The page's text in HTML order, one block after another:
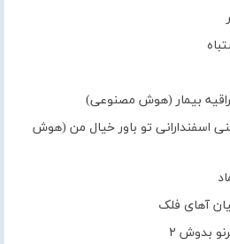
بیمار (هوش مصنوعی)
اسفندارانی تو باور خیال من (هوش
آهای فلک
بدوش ۲